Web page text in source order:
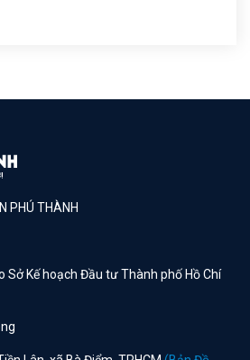
PHÚ THÀNH
Sở Kế hoạch Đầu tư Thành phố Hồ Chí